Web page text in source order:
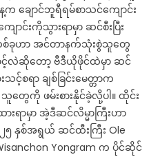
က ချောင်ဘူရီရမ်စာသင်ကျောင်း
ာင်းကိုသွားရာမှာ ဆင်စီးပြီး
စ်ခုဟာ အင်တာနက်သုံးစွဲသူတွေ
ာင့်လဲဆိုတော့ ဗီဒီယိုဖိုင်ထဲမှာ ဆင်
စရာ ချစ်ခြင်းမေတ္တာက
တွေကို ဖမ်းစားနိုင်ခဲ့လို့ပါ။ ထိုင်း
ားရာမှာ အဲ့ဒီဆင်လိမ္မာကြီးဟာ
နှစ်အရွယ် ဆင်ထီးကြီး Ole
Yongram က ပိုင်ဆိုင်